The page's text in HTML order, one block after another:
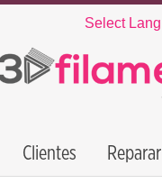
Select
Clientes